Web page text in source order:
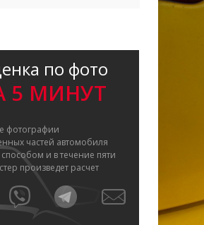
по фото
5 МИНУТ
фотографии
частей автомобиля
и в течение пяти
произведет расчет